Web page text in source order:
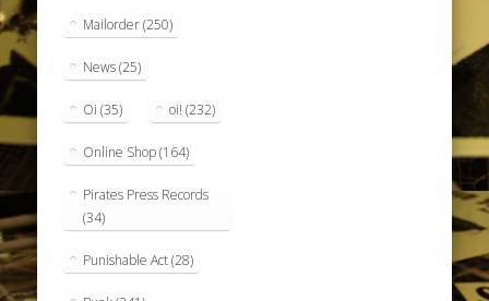
Mailorder(250)
News(25)
Oi (35) oi! (232)
Online Shop(164)
Pirates Press Records
(34)
Punishable Act(28)